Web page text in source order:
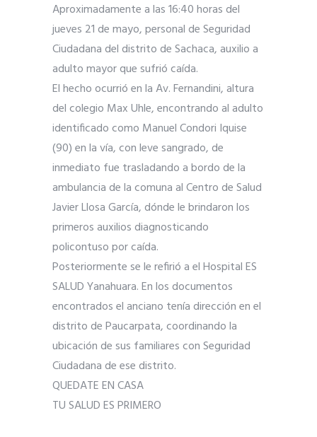
Aproximadamente a las 16:40 horas del
jueves 21 de mayo, personal de Seguridad
Ciudadana del distrito de Sachaca, auxilio a
adulto mayor que sufrió caída.
El hecho ocurrió en la Av. Fernandini, altura
del colegio Max Uhle, encontrando al adulto
identificado como Manuel Condori Iquise
(90) en la vía, con leve sangrado, de
inmediato fue trasladando a bordo de la
ambulancia de la comuna al Centro de Salud
Javier Llosa García, dónde le brindaron los
primeros auxilios diagnosticando
policontuso por caída.
Posteriormente se le refirió a el Hospital ES
SALUD Yanahuara. En los documentos
encontrados el anciano tenía dirección en el
distrito de Paucarpata, coordinando la
ubicación de sus familiares con Seguridad
Ciudadana de ese distrito.
QUEDATE EN CASA
TU SALUD ES PRIMERO